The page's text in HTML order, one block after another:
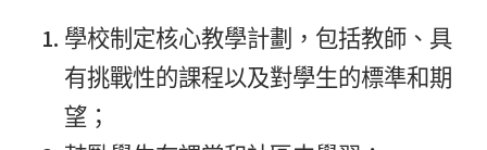
學校制定核心教學計劃，包括教師、具
有挑戰性的課程以及對學生的標準和期
望；